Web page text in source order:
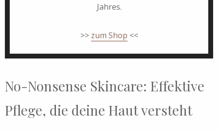
Jahres.
>> zum Shop <<
No-Nonsense Skincare: Effektive
Pflege, die deine Haut versteht